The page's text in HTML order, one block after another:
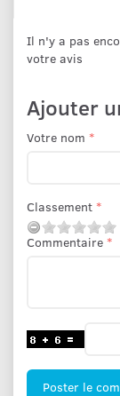
Il n'y a pas
votre avis
Ajouter
Votre nom
Classement
Commentaire
Poster le